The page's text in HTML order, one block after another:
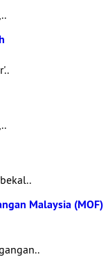
Malaysia (MOF)